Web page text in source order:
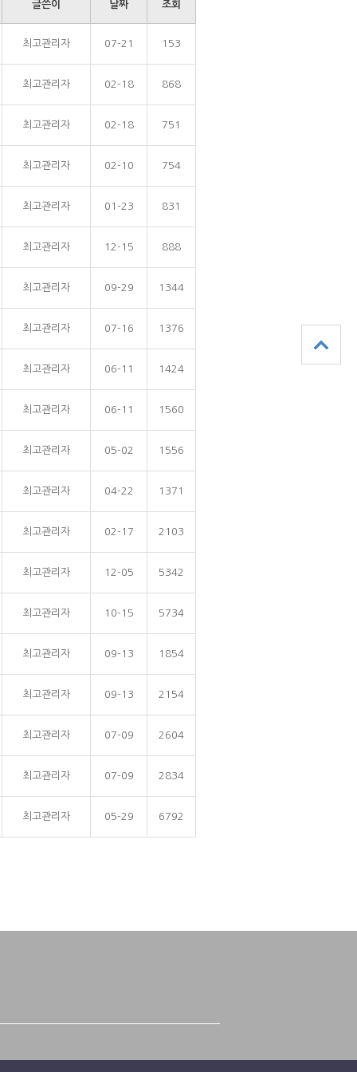
글쓴이 날짜 조회
최고관리자 07-21 153
최고관리자 02-18 868
최고관리자 02-18 751
최고관리자 02-10 754
최고관리자 01-23 831
최고관리자 12-15 888
최고관리자 09-29 1344
최고관리자 07-16 1376
최고관리자 06-11 1424
최고관리자 06-11 1560
최고관리자 05-02 1556
최고관리자 04-22 1371
최고관리자 02-17 2103
최고관리자 12-05 5342
최고관리자 10-15 5734
최고관리자 09-13 1854
최고관리자 09-13 2154
최고관리자 07-09 2604
최고관리자 07-09 2834
최고관리자 05-29 6792